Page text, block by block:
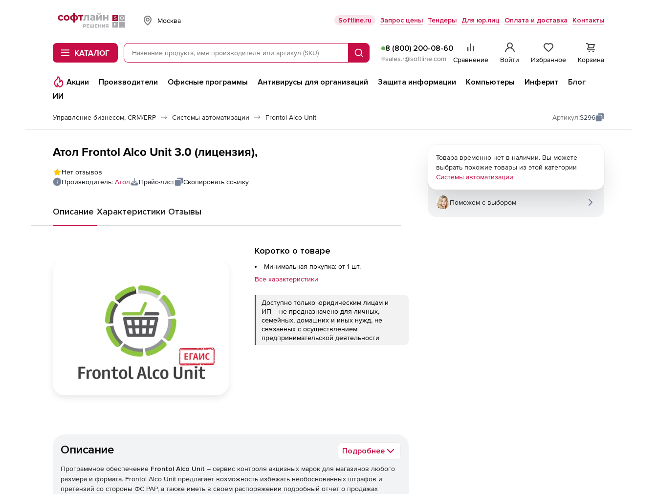
Softline
Москва Softline.ru Запрос цены Тендеры Для юр.лиц Оплата и доставка Контакты
КАТАЛОГ Поиск
8 (800) 200-08-60
sales.r@softline.com Сравнение Войти Избранное Корзина
Акции Производители Офисные программы Антивирусы для организаций Защита информации Компьютеры Инферит
Блог
ИИ
Управление бизнесом, CRM/ERP Системы автоматизации Frontol Alco Unit Артикул:S296
Атол Frontol Alco Unit 3.0 (лицензия),
Нет отзывов
Производитель: Атол Прайс-лист Скопировать ссылку
Описание Характеристики Отзывы
Коротко о товаре
Минимальная покупка: от 1 шт.
Все характеристики
Доступно только юридическим лицам и
ИП – не предназначено для личных,
семейных, домашних и иных нужд, не
связанных с осуществлением
предпринимательской деятельности
Описание Подробнее
Программное обеспечение Frontol Alco Unit – сервис контроля акцизных марок для магазинов любого
размера и формата. Frontol Alco Unit предлагает возможность избежать необоснованных штрафов и
претензий со стороны ФС РАР, а также иметь в своем распоряжении подробный отчет о продажах
Товара временно нет в наличии. Вы можете
выбрать похожие товары из этой категории
Системы автоматизации
Поможем с выбором